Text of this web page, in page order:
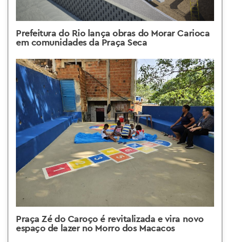
Prefeitura do Rio lança obras do Morar Carioca
em comunidades da Praça Seca
Praça Zé do Caroço é revitalizada e vira novo
espaço de lazer no Morro dos Macacos